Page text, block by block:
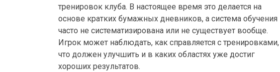
тренировок клуба. В настоящее время это делается на
основе кратких бумажных дневников, а система обучения
часто не систематизирована или не существует вообще.
Игрок может наблюдать, как справляется с тренировками,
что должен улучшить и в каких областях уже достиг
хороших результатов.